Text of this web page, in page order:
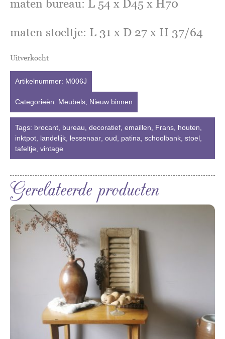
maten bureau: L 54 x D45 x H70
maten stoeltje: L 31 x D 27 x H 37/64
Uitverkocht
Artikelnummer: M006J
Categorieën: Meubels Nieuw binnen
Tags: brocant bureau decoratief emaillen Frans houten
inktpot landelijk lessenaar oud patina schoolbank stoel
tafeltje vintage
Gerelateerde producten